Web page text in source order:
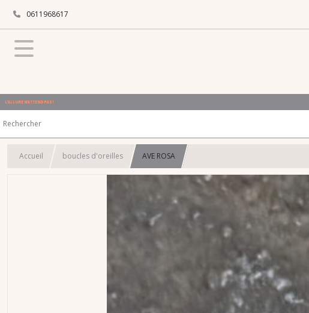
0611968617
L'ALLURE N'ATTEND PAS !
Accueil boucles d'oreilles AVE ROSA